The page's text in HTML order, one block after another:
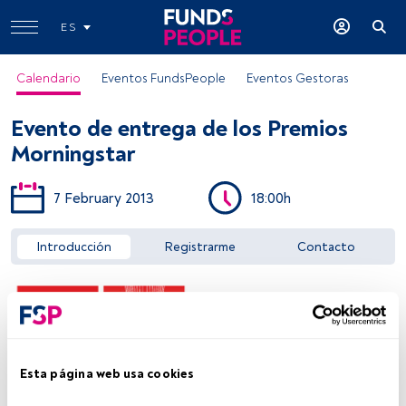
Esta página web usa cookies
ES
Calendario Eventos FundsPeople Eventos Gestoras
Evento de entrega de los Premios
Morningstar
7 February 2013 18:00h
Introducción Registrarme Contacto